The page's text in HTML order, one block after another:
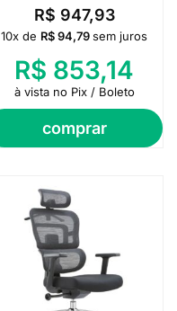
R$ 947,93
comprar
10x de R$94,79sem juros
R$ 853,14
à vista no Pix / Boleto